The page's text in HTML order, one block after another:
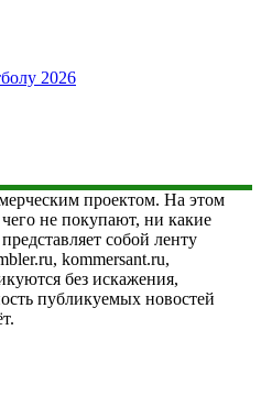
2026
проектом. На этом
не покупают, ни какие
собой ленту
kommersant.ru,
без искажения,
публикуемых новостей